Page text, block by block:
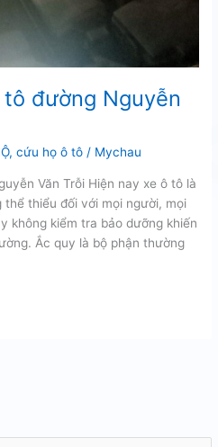
đường Nguyễn
,cứu họ ô tô / Mychau
Văn Trỗi Hiện nay xe ô tô là
thiểu đối với mọi người, mọi
không kiểm tra bảo dưỡng khiến
Ắc quy là bộ phận thường